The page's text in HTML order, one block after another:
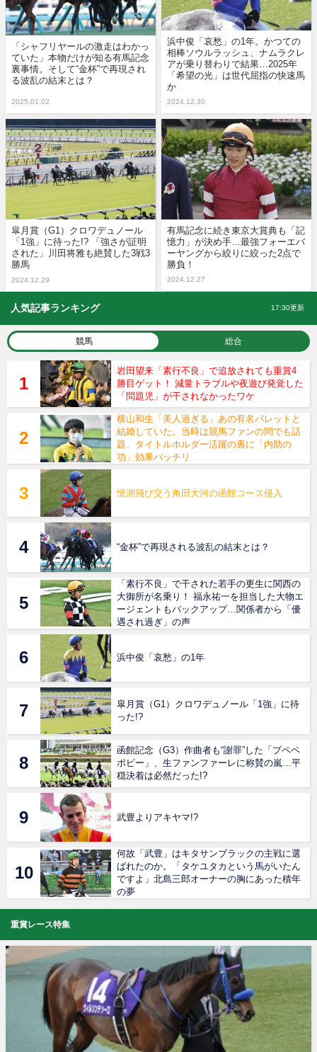
「シャフリヤールの激走はわかっ
ていた」本物だけが知る有馬記念
裏事情。そして“金杯”で再現され
る波乱の結末とは？
2025.01.02
浜中俊「哀愁」の1年。かつての
相棒ソウルラッシュ、ナムラクレ
アが乗り替わりで結果…2025年
「希望の光」は世代屈指の快速馬
か
2024.12.30
皐月賞（G1）クロワデュノール
「1強」に待った!? 「強さが証明
された」川田将雅も絶賛した3戦3
勝馬
2024.12.29
有馬記念に続き東京大賞典も「記
憶力」が決め手…最強フォーエバ
ーヤングから絞りに絞った2点で
勝負！
2024.12.27
人気記事ランキング 17:30更新
競馬 総合
岩田望来「素行不良」で追放されても重賞4
勝目ゲット！ 減量トラブルや夜遊び発覚した
「問題児」が干されなかったワケ
横山和生「美人過ぎる」あの有名バレットと
結婚していた。当時は競馬ファンの間でも話
題、タイトルホルダー活躍の裏に「内助の
功」効果バッチリ
憶測飛び交う角田大河の函館コース侵入
“金杯”で再現される波乱の結末とは？
「素行不良」で干された若手の更生に関西の
大御所が名乗り！ 福永祐一を担当した大物エ
ージェントもバックアップ…関係者から「優
遇され過ぎ」の声
浜中俊「哀愁」の1年
皐月賞（G1）クロワデュノール「1強」に待
った!?
函館記念（G3）作曲者も“謝罪”した「プペペ
ポピー」、生ファンファーレに称賛の嵐…平
穏決着は必然だった!?
武豊よりアキヤマ!?
何故「武豊」はキタサンブラックの主戦に選
ばれたのか。「タケユタカという馬がいたん
ですよ」北島三郎オーナーの胸にあった積年
の夢
重賞レース特集